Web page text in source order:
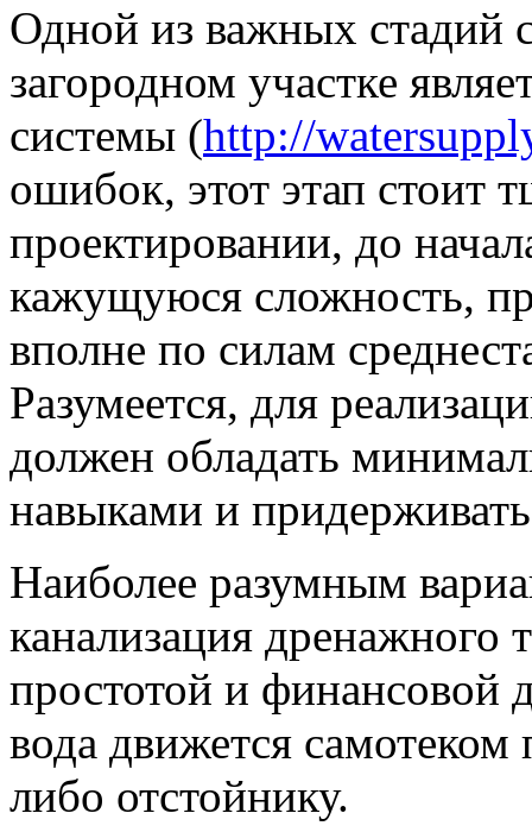
Одной из важных стадий
загородном участке
системы (http://
ошибок, этот этап стоит
проектировании, до
кажущуюся сложность,
вполне по силам
Разумеется, для
должен обладать
навыками и
Наиболее разумным
канализация дренажного
простотой и финансовой
вода движется
либо отстойнику.